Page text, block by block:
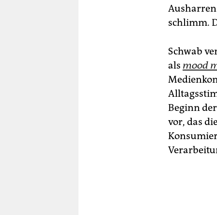
schlimm.
Schwab
als mood
Beginn
vor, das